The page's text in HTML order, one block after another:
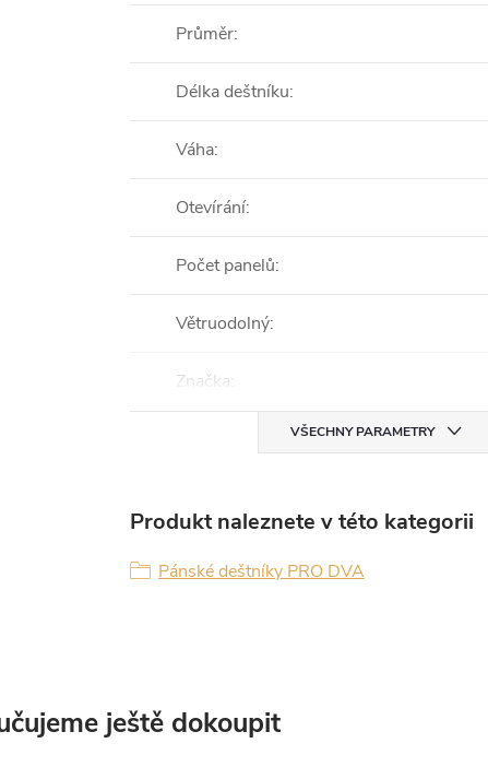
Průměr:
Délka deštníku:
Váha:
Otevírání:
Počet panelů:
Větruodolný:
Značka:
VŠECHNY PARAMETRY
Produkt naleznete v této kategorii
Pánské deštníky PRO DVA
ještě dokoupit